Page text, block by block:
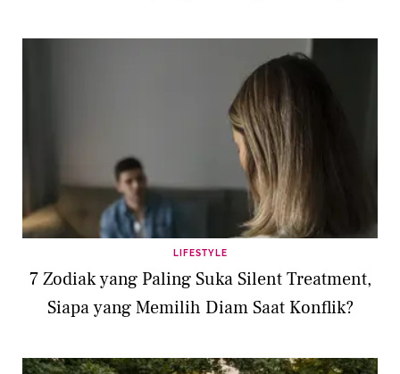
LIFESTYLE
7 Zodiak yang Paling Suka Silent Treatment,
Siapa yang Memilih Diam Saat Konflik?